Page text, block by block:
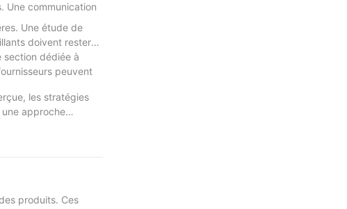
et où le
Une communication
Une étude de
doivent rester
section dédiée à
peuvent
les stratégies
approche
améliore
de leurs
stratégie
des
produits. Ces